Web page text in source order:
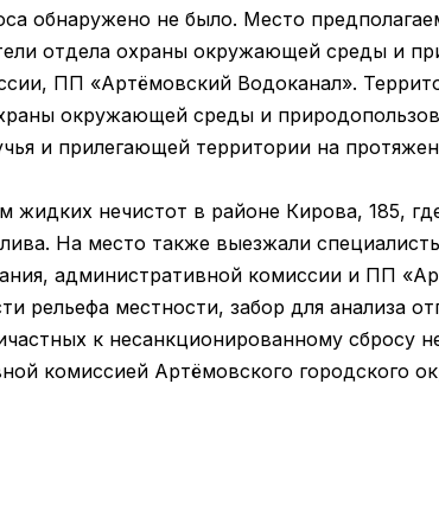
обнаружено не было. Место
отдела охраны окружающей среды и
ПП «Артёмовский Водоканал».
окружающей среды и
и прилегающей территории на
жидких нечистот в районе Кирова, 185,
На место также выезжали
административной комиссии и ПП
рельефа местности, забор для анализа
к несанкционированному сбросу
комиссией Артёмовского городского